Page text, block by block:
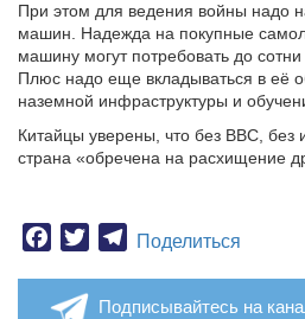
При этом для ведения войны надо
машин. Надежда на покупные
машину могут потребовать до
Плюс надо еще вкладываться в её
наземной инфраструктуры и
Китайцы уверены, что без ВВС, без
страна «обречена на расхищение
Facebook
TwitterTelegram
Поделиться
Подписывайтесь на